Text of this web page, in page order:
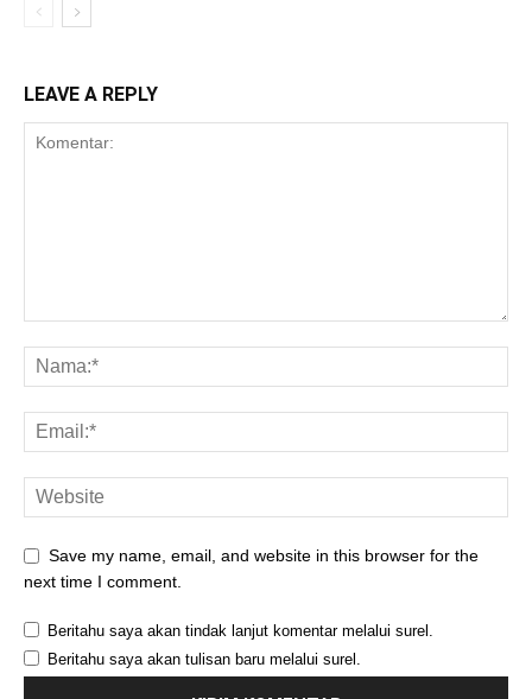
LEAVE A REPLY
Save my name, email, and website in this browser for the
next time I comment.
Beritahu saya akan tindak lanjut komentar melalui surel.
Beritahu saya akan tulisan baru melalui surel.